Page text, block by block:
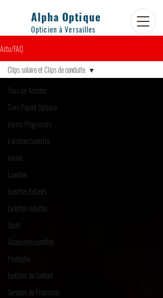
Alpha Optique
Opticien à Versailles
Actu/FAQ
Tous les Articles
Tiers Payant Optique
Verres Progressifs
Entretien Lunettes
Verres
Lunettes
Lunettes Enfants
Lunettes Adultes
Sport
Accessoire Lunettes
Presbytie
Lentilles de Contact
Services de Proximité
Clips solaire et Clips de conduite